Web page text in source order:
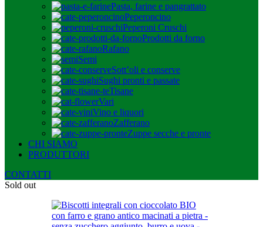
Pasta, farine e pangrattato
Peperoncino
Peperoni Cruschi
Prodotti da forno
Rafano
Semi
Sott’oli e conserve
Sughi pronti e passate
Tisane
Vari
Vino e liquori
Zafferano
Zuppe secche e pronte
CHI SIAMO
PRODUTTORI
CONTATTI
Sold out